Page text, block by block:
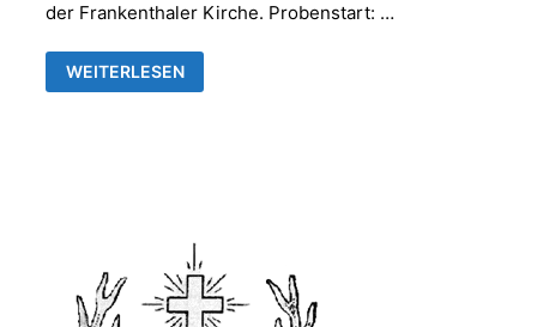
der Frankenthaler Kirche. Probenstart: …
WIR
SUCHEN
DICH
WEITERLESEN